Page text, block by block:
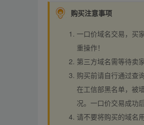
购买注意事项
一口价域名交易，买
重操作！
第三方域名需等待卖
购买前请自行通过查
在工信部黑名单，被
况。一口价交易成功
请不要将购买的域名